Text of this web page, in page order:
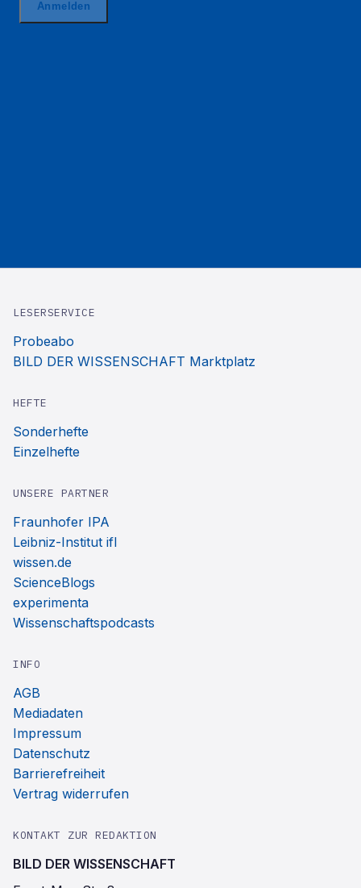
LESERSERVICE
Probeabo
BILD DER WISSENSCHAFT Marktplatz
HEFTE
Sonderhefte
Einzelhefte
UNSERE PARTNER
Fraunhofer IPA
Leibniz-Institut ifl
wissen.de
ScienceBlogs
experimenta
Wissenschaftspodcasts
INFO
AGB
Mediadaten
Impressum
Datenschutz
Barrierefreiheit
Vertrag widerrufen
KONTAKT ZUR REDAKTION
BILD DER WISSENSCHAFT